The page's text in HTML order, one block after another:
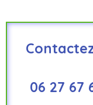
06 27 67